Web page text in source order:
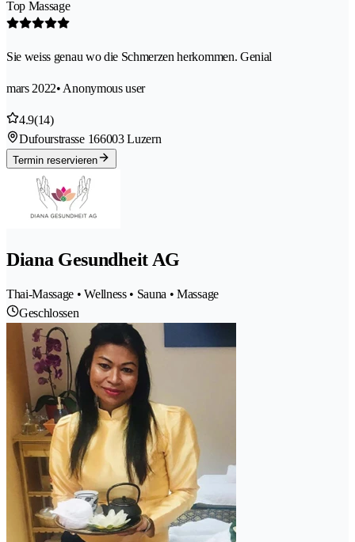
Top Massage
Sie weiss genau wo die Schmerzen herkommen. Genial
mars 2022• Anonymous user
4.9(14)
Dufourstrasse 166003 Luzern
Termin reservieren
Diana Gesundheit AG
Thai-Massage • Wellness • Sauna • Massage
Geschlossen